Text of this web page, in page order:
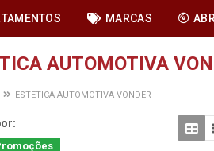
MARCAS
AUTOMOTIVA
ESTETICA AUTOMOTIVA VONDER